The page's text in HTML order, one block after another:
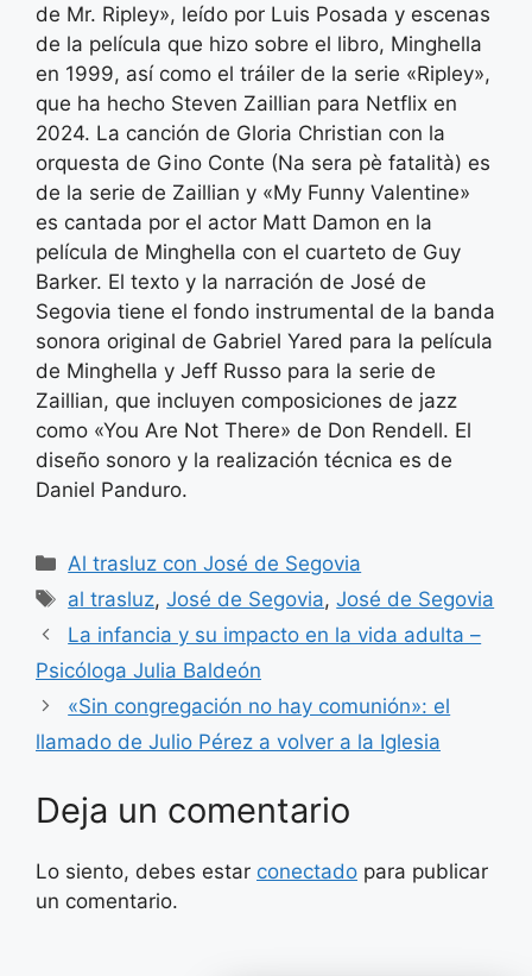
de Mr. Ripley», leído por Luis Posada y escenas
de la película que hizo sobre el libro, Minghella
en 1999, así como el tráiler de la serie «Ripley»,
que ha hecho Steven Zaillian para Netflix en
2024. La canción de Gloria Christian con la
orquesta de Gino Conte (Na sera pè fatalità) es
de la serie de Zaillian y «My Funny Valentine»
es cantada por el actor Matt Damon en la
película de Minghella con el cuarteto de Guy
Barker. El texto y la narración de José de
Segovia tiene el fondo instrumental de la banda
sonora original de Gabriel Yared para la película
de Minghella y Jeff Russo para la serie de
Zaillian, que incluyen composiciones de jazz
como «You Are Not There» de Don Rendell. El
diseño sonoro y la realización técnica es de
Daniel Panduro.
Categorías
Al trasluz con José de Segovia
Etiquetas
al trasluz,José de Segovia,José de Segovia
La infancia y su impacto en la vida adulta –
Psicóloga Julia Baldeón
«Sin congregación no hay comunión»: el
llamado de Julio Pérez a volver a la Iglesia
Deja un comentario
Lo siento, debes estar conectado para publicar
un comentario.